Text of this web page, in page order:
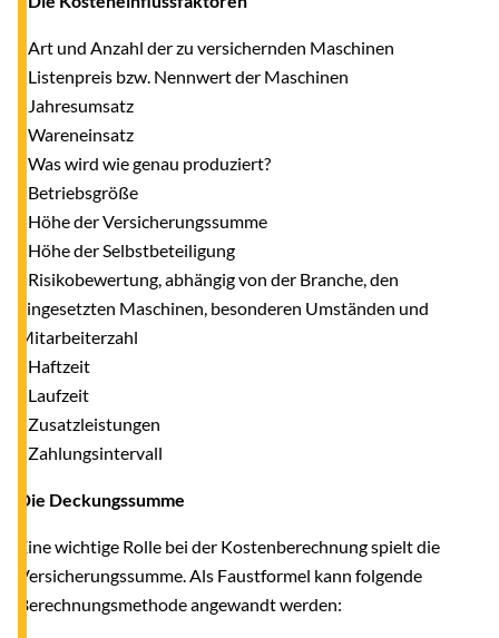
- Art und Anzahl der zu versichernden Maschinen
- Listenpreis bzw. Nennwert der Maschinen
- Jahresumsatz
- Wareneinsatz
- Was wird wie genau produziert?
- Betriebsgröße
- Höhe der Versicherungssumme
- Höhe der Selbstbeteiligung
- Risikobewertung, abhängig von der Branche, den
eingesetzten Maschinen, besonderen Umständen und
Mitarbeiterzahl
- Haftzeit
- Laufzeit
- Zusatzleistungen
- Zahlungsintervall
Die Deckungssumme
Eine wichtige Rolle bei der Kostenberechnung spielt die
Versicherungssumme. Als Faustformel kann folgende
Berechnungsmethode angewandt werden: